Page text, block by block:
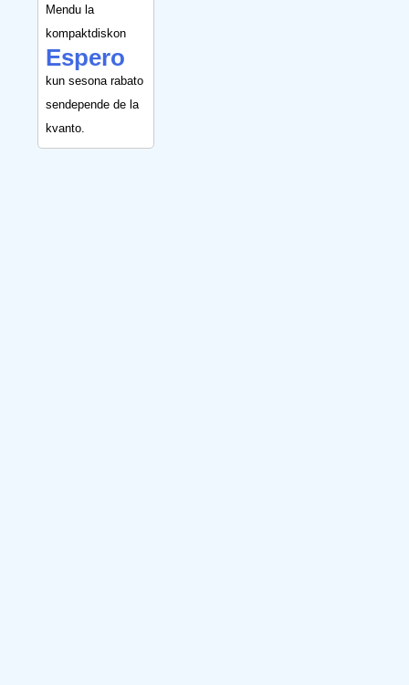
Mendu la
kompaktdiskon
Espero
kun sesona rabato
sendepende de la
kvanto.